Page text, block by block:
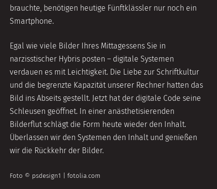
brauchte, benötigen heutige Fünftklässler nur noch ein
Smartphone.
Egal wie viele Bilder Ihres Mittagessens Sie in
narzisstischer Hybris posten – digitale Systemen
verdauen es mit Leichtigkeit. Die Liebe zur Schriftkultur
und die begrenzte Kapazität unserer Rechner hatten das
Bild ins Abseits gestellt. Jetzt hat der digitale Code seine
Schleusen geöffnet. In einer anästhetisierenden
Bilderflut schlägt die Form heute wieder den Inhalt.
Überlassen wir den Systemen den Inhalt und genießen
wir die Rückkehr der Bilder.
Foto © psdesign1 | fotolia.com